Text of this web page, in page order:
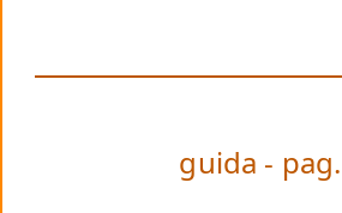
guida -